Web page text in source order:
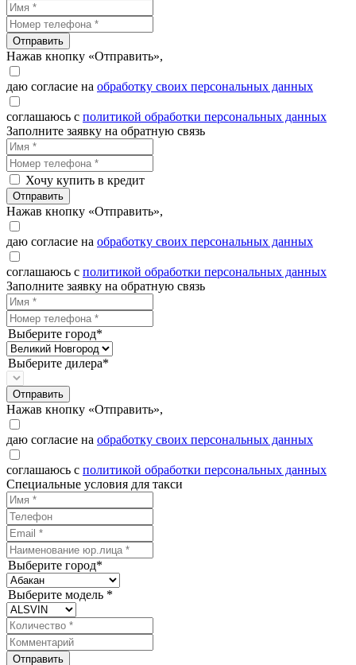
Отправить
Нажав кнопку «Отправить»,
даю согласие на обработку своих персональных данных
соглашаюсь с политикой обработки персональных данных
Заполните заявку на обратную связь
Хочу купить в кредит
Отправить
Нажав кнопку «Отправить»,
даю согласие на обработку своих персональных данных
соглашаюсь с политикой обработки персональных данных
Заполните заявку на обратную связь
Выберите город*
Выберите дилера*
Отправить
Нажав кнопку «Отправить»,
даю согласие на обработку своих персональных данных
соглашаюсь с политикой обработки персональных данных
Специальные условия для такси
Выберите город*
Выберите модель *
Отправить